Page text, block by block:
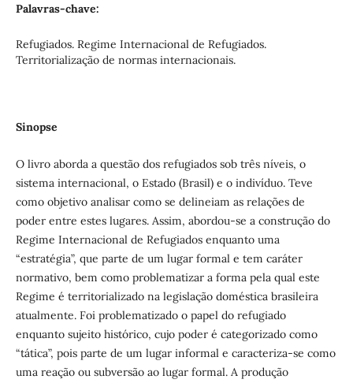
Palavras-chave:
Refugiados. Regime Internacional de Refugiados.
Territorialização de normas internacionais.
Sinopse
O livro aborda a questão dos refugiados sob três níveis, o
sistema internacional, o Estado (Brasil) e o indivíduo. Teve
como objetivo analisar como se delineiam as relações de
poder entre estes lugares. Assim, abordou-se a construção do
Regime Internacional de Refugiados enquanto uma
“estratégia”, que parte de um lugar formal e tem caráter
normativo, bem como problematizar a forma pela qual este
Regime é territorializado na legislação doméstica brasileira
atualmente. Foi problematizado o papel do refugiado
enquanto sujeito histórico, cujo poder é categorizado como
“tática”, pois parte de um lugar informal e caracteriza-se como
uma reação ou subversão ao lugar formal. A produção